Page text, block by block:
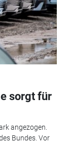
sorgt für
angezogen.
Bundes. Vor